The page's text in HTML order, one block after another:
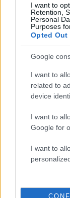
I want to
Retention,
Personal
Purposes
Opted Out
Google
I want to
related to
device
I want to
Google for
I want to
10:33 15.04.17
Φεστιβάλ
και… ρεκόρ
Λάνθιμος: